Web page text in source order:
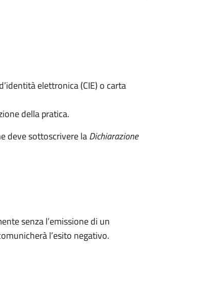
elettronica (CIE) o carta
della pratica.
deve sottoscrivere laDichiarazione
senza l’emissione di un
l’esito negativo.